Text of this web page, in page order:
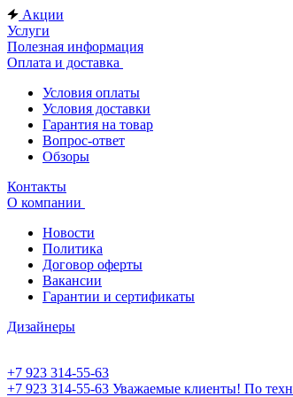
Акции
Услуги
Полезная информация
Оплата и доставка
Условия оплаты
Условия доставки
Гарантия на товар
Вопрос-ответ
Обзоры
Контакты
О компании
Новости
Политика
Договор оферты
Вакансии
Гарантии и сертификаты
Дизайнеры
+7 923 314-55-63
+7 923 314-55-63 Уважаемые клиенты! По